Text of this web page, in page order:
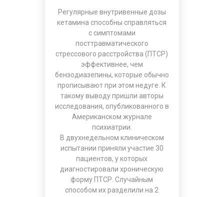
Регулярные внутривенные дозы
кетамина способны справляться
с симптомами
посттравматического
стрессового расстройства (ПТСР)
эффективнее, чем
бензодиазепины, которые обычно
прописывают при этом недуге. К
такому выводу пришли авторы
исследования, опубликованного в
Американском журнале
психиатрии.
В двухнедельном клиническом
испытании приняли участие 30
пациентов, у которых
диагностировали хроническую
форму ПТСР. Случайным
способом их разделили на 2